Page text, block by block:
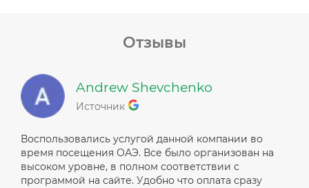
Отзывы
Andrew Shevchenko
Источник
Воспользовались услугой данной компании во
время посещения ОАЭ. Все было организован на
высоком уровне, в полном соответствии с
программой на сайте. Удобно что оплата сразу